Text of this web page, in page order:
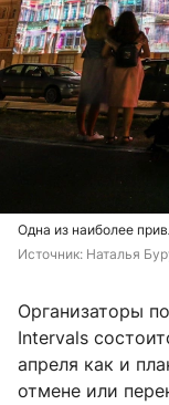
Одна из наиболее
Источник: Наталья
Организаторы
Intervals
апреля как и
отмене или